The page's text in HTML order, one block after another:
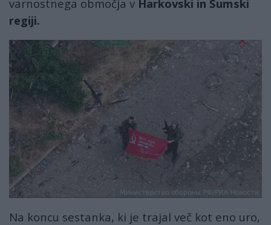
varnostnega območja v Harkovski in Sumski
regiji.
konstantinovka1.jpg
Na koncu sestanka, ki je trajal več kot eno uro,